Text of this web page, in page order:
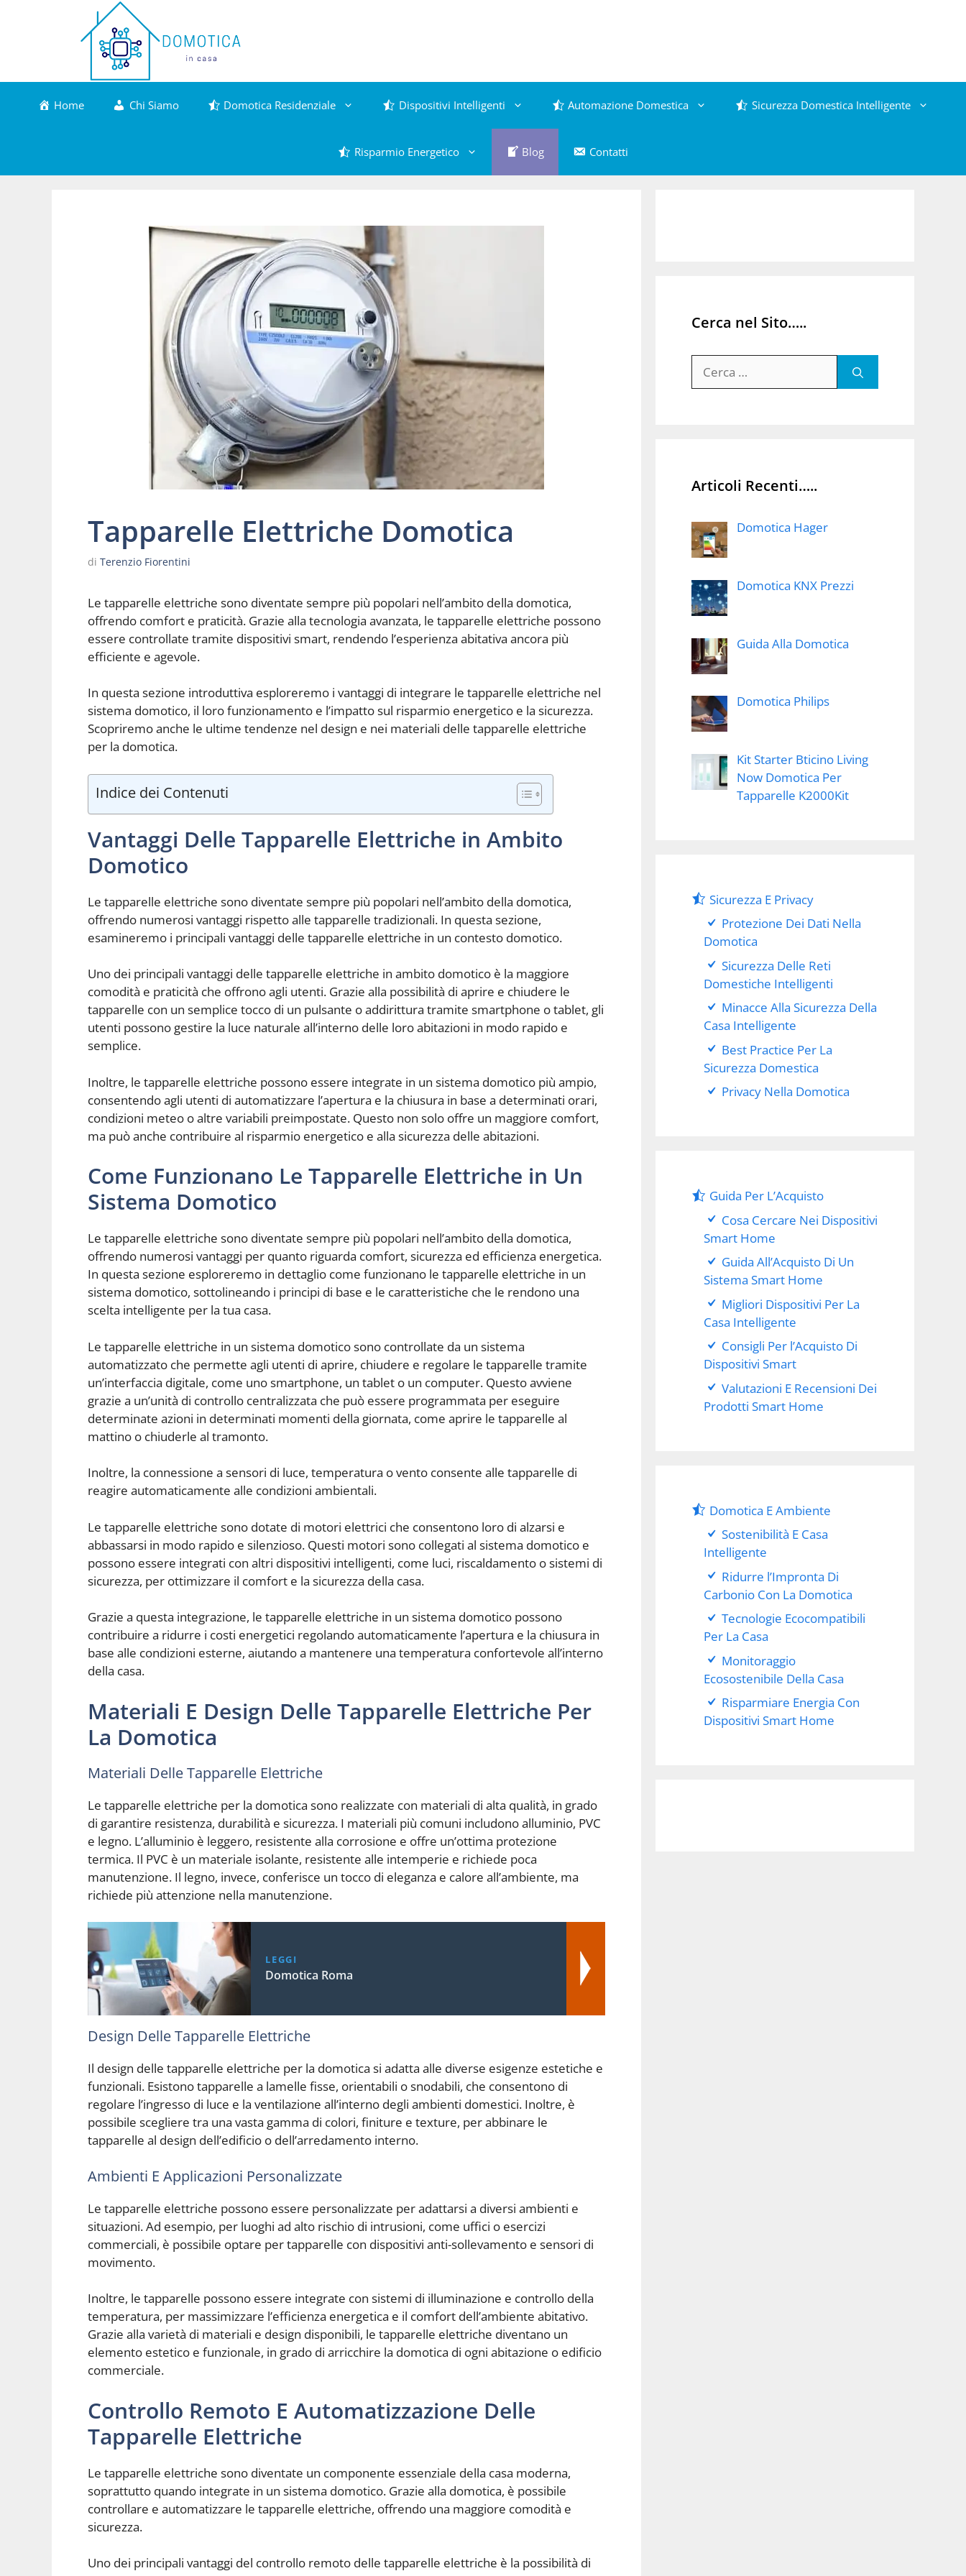
Home Chi Siamo Domotica Residenziale Dispositivi Intelligenti Automazione Domestica Sicurezza Domestica Intelligente
Risparmio Energetico Blog Contatti
Tapparelle Elettriche Domotica
di Terenzio Fiorentini
Le tapparelle elettriche sono diventate sempre più popolari nell’ambito della domotica,
offrendo comfort e praticità. Grazie alla tecnologia avanzata, le tapparelle elettriche possono
essere controllate tramite dispositivi smart, rendendo l’esperienza abitativa ancora più
efficiente e agevole.
In questa sezione introduttiva esploreremo i vantaggi di integrare le tapparelle elettriche nel
sistema domotico, il loro funzionamento e l’impatto sul risparmio energetico e la sicurezza.
Scopriremo anche le ultime tendenze nel design e nei materiali delle tapparelle elettriche
per la domotica.
Indice dei Contenuti
Vantaggi Delle Tapparelle Elettriche in Ambito
Domotico
Le tapparelle elettriche sono diventate sempre più popolari nell’ambito della domotica,
offrendo numerosi vantaggi rispetto alle tapparelle tradizionali. In questa sezione,
esamineremo i principali vantaggi delle tapparelle elettriche in un contesto domotico.
Uno dei principali vantaggi delle tapparelle elettriche in ambito domotico è la maggiore
comodità e praticità che offrono agli utenti. Grazie alla possibilità di aprire e chiudere le
tapparelle con un semplice tocco di un pulsante o addirittura tramite smartphone o tablet, gli
utenti possono gestire la luce naturale all’interno delle loro abitazioni in modo rapido e
semplice.
Inoltre, le tapparelle elettriche possono essere integrate in un sistema domotico più ampio,
consentendo agli utenti di automatizzare l’apertura e la chiusura in base a determinati orari,
condizioni meteo o altre variabili preimpostate. Questo non solo offre un maggiore comfort,
ma può anche contribuire al risparmio energetico e alla sicurezza delle abitazioni.
Come Funzionano Le Tapparelle Elettriche in Un
Sistema Domotico
Le tapparelle elettriche sono diventate sempre più popolari nell’ambito della domotica,
offrendo numerosi vantaggi per quanto riguarda comfort, sicurezza ed efficienza energetica.
In questa sezione esploreremo in dettaglio come funzionano le tapparelle elettriche in un
sistema domotico, sottolineando i principi di base e le caratteristiche che le rendono una
scelta intelligente per la tua casa.
Le tapparelle elettriche in un sistema domotico sono controllate da un sistema
automatizzato che permette agli utenti di aprire, chiudere e regolare le tapparelle tramite
un’interfaccia digitale, come uno smartphone, un tablet o un computer. Questo avviene
grazie a un’unità di controllo centralizzata che può essere programmata per eseguire
determinate azioni in determinati momenti della giornata, come aprire le tapparelle al
mattino o chiuderle al tramonto.
Inoltre, la connessione a sensori di luce, temperatura o vento consente alle tapparelle di
reagire automaticamente alle condizioni ambientali.
Le tapparelle elettriche sono dotate di motori elettrici che consentono loro di alzarsi e
abbassarsi in modo rapido e silenzioso. Questi motori sono collegati al sistema domotico e
possono essere integrati con altri dispositivi intelligenti, come luci, riscaldamento o sistemi di
sicurezza, per ottimizzare il comfort e la sicurezza della casa.
Grazie a questa integrazione, le tapparelle elettriche in un sistema domotico possono
contribuire a ridurre i costi energetici regolando automaticamente l’apertura e la chiusura in
base alle condizioni esterne, aiutando a mantenere una temperatura confortevole all’interno
della casa.
Materiali E Design Delle Tapparelle Elettriche Per
La Domotica
Materiali Delle Tapparelle Elettriche
Le tapparelle elettriche per la domotica sono realizzate con materiali di alta qualità, in grado
di garantire resistenza, durabilità e sicurezza. I materiali più comuni includono alluminio, PVC
e legno. L’alluminio è leggero, resistente alla corrosione e offre un’ottima protezione
termica. Il PVC è un materiale isolante, resistente alle intemperie e richiede poca
manutenzione. Il legno, invece, conferisce un tocco di eleganza e calore all’ambiente, ma
richiede più attenzione nella manutenzione.
LEGGI
Domotica Roma
Design Delle Tapparelle Elettriche
Il design delle tapparelle elettriche per la domotica si adatta alle diverse esigenze estetiche e
funzionali. Esistono tapparelle a lamelle fisse, orientabili o snodabili, che consentono di
regolare l’ingresso di luce e la ventilazione all’interno degli ambienti domestici. Inoltre, è
possibile scegliere tra una vasta gamma di colori, finiture e texture, per abbinare le
tapparelle al design dell’edificio o dell’arredamento interno.
Ambienti E Applicazioni Personalizzate
Le tapparelle elettriche possono essere personalizzate per adattarsi a diversi ambienti e
situazioni. Ad esempio, per luoghi ad alto rischio di intrusioni, come uffici o esercizi
commerciali, è possibile optare per tapparelle con dispositivi anti-sollevamento e sensori di
movimento.
Inoltre, le tapparelle possono essere integrate con sistemi di illuminazione e controllo della
temperatura, per massimizzare l’efficienza energetica e il comfort dell’ambiente abitativo.
Grazie alla varietà di materiali e design disponibili, le tapparelle elettriche diventano un
elemento estetico e funzionale, in grado di arricchire la domotica di ogni abitazione o edificio
commerciale.
Controllo Remoto E Automatizzazione Delle
Tapparelle Elettriche
Le tapparelle elettriche sono diventate un componente essenziale della casa moderna,
soprattutto quando integrate in un sistema domotico. Grazie alla domotica, è possibile
controllare e automatizzare le tapparelle elettriche, offrendo una maggiore comodità e
sicurezza.
Uno dei principali vantaggi del controllo remoto delle tapparelle elettriche è la possibilità di
Cerca nel Sito…..
per:
Articoli Recenti…..
Domotica Hager
Domotica KNX Prezzi
Guida Alla Domotica
Domotica Philips
Kit Starter Bticino Living
Now Domotica Per
Tapparelle K2000Kit
Sicurezza E Privacy
Protezione Dei Dati Nella
Domotica
Sicurezza Delle Reti
Domestiche Intelligenti
Minacce Alla Sicurezza Della
Casa Intelligente
Best Practice Per La
Sicurezza Domestica
Privacy Nella Domotica
Guida Per L’Acquisto
Cosa Cercare Nei Dispositivi
Smart Home
Guida All’Acquisto Di Un
Sistema Smart Home
Migliori Dispositivi Per La
Casa Intelligente
Consigli Per l’Acquisto Di
Dispositivi Smart
Valutazioni E Recensioni Dei
Prodotti Smart Home
Domotica E Ambiente
Sostenibilità E Casa
Intelligente
Ridurre l’Impronta Di
Carbonio Con La Domotica
Tecnologie Ecocompatibili
Per La Casa
Monitoraggio
Ecosostenibile Della Casa
Risparmiare Energia Con
Dispositivi Smart Home